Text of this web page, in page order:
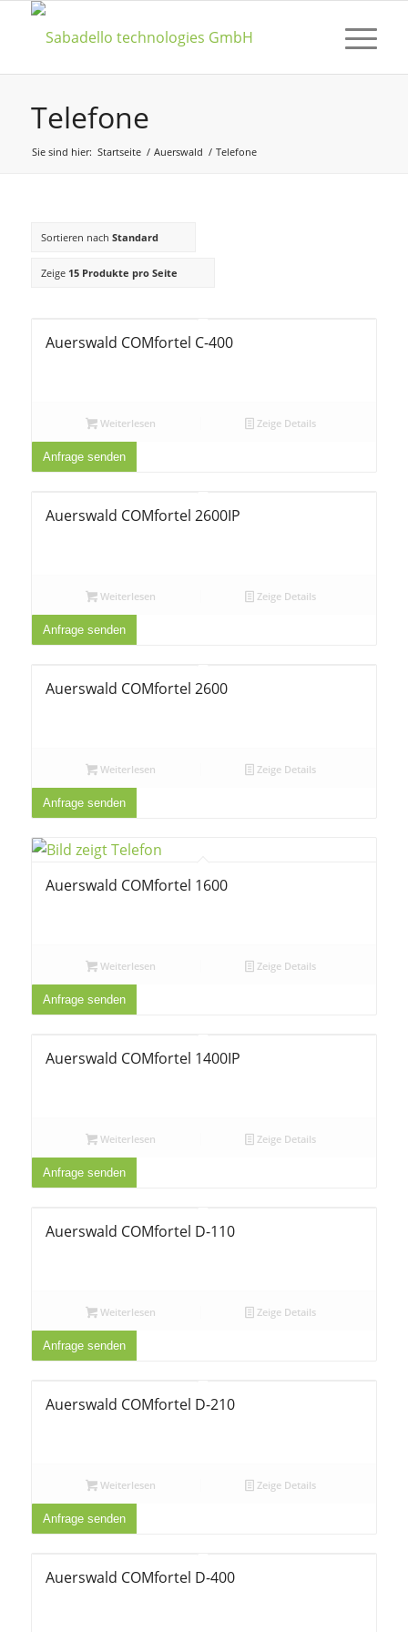
Telefone
Sie sind hier: Startseite / Auerswald / Telefone
Sortieren nach Standard
Zeige 15 Produkte pro Seite
Auerswald COMfortel C-400
Weiterlesen Zeige Details
Anfrage senden
Auerswald COMfortel 2600IP
Weiterlesen Zeige Details
Anfrage senden
Auerswald COMfortel 2600
Weiterlesen Zeige Details
Anfrage senden
Auerswald COMfortel 1600
Weiterlesen Zeige Details
Anfrage senden
Auerswald COMfortel 1400IP
Weiterlesen Zeige Details
Anfrage senden
Auerswald COMfortel D-110
Weiterlesen Zeige Details
Anfrage senden
Auerswald COMfortel D-210
Weiterlesen Zeige Details
Anfrage senden
Auerswald COMfortel D-400